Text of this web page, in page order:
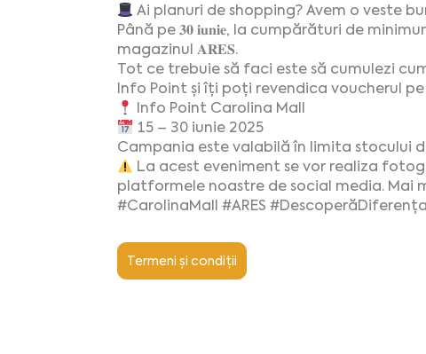
Ai planuri de shopping? Avem o veste
Până pe 𝟑𝟎 𝐢𝐮𝐧𝐢𝐞, la cumpărături de
magazinul 𝐀𝐑𝐄𝐒.
Tot ce trebuie să faci este să cumulezi
Info Point și îți poți revendica voucherul
Info Point Carolina Mall
15 – 30 iunie 2025
Campania este valabilă în limita stocului
La acest eveniment se vor realiza
platformele noastre de social media. Mai
#CarolinaMall #ARES #DescoperăDiferența
Termeni și condiții